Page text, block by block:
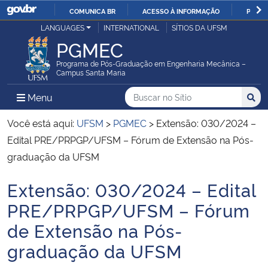
IR
O
COMUNICA BR ACESSO À INFORMAÇÃO
Ministério da Justiça e Segurança Pública
Ministério da Defesa
Ministério das Relações Exteriores
Ministério da Economia
Ministério da Infraestrutura
Ministério da Agricultura, Pecuária e Abastecimento
Ministério da Educação
LANGUAGES INTERNATIONAL SÍTIOS DA UFSM
PGMEC
Programa de Pós-Graduação em Engenharia Mecânica –
Campus Santa Maria
Menu Menu Principal do Sítio
Busca
Buscar no no Sítio
Busca:
Você está aqui: UFSM > PGMEC > Extensão: 030/2024 –
Edital PRE/PRPGP/UFSM – Fórum de Extensão na Pós-
graduação da UFSM
Início do conteúdo
Extensão: 030/2024 – Edital
PRE/PRPGP/UFSM – Fórum
de Extensão na Pós-
graduação da UFSM